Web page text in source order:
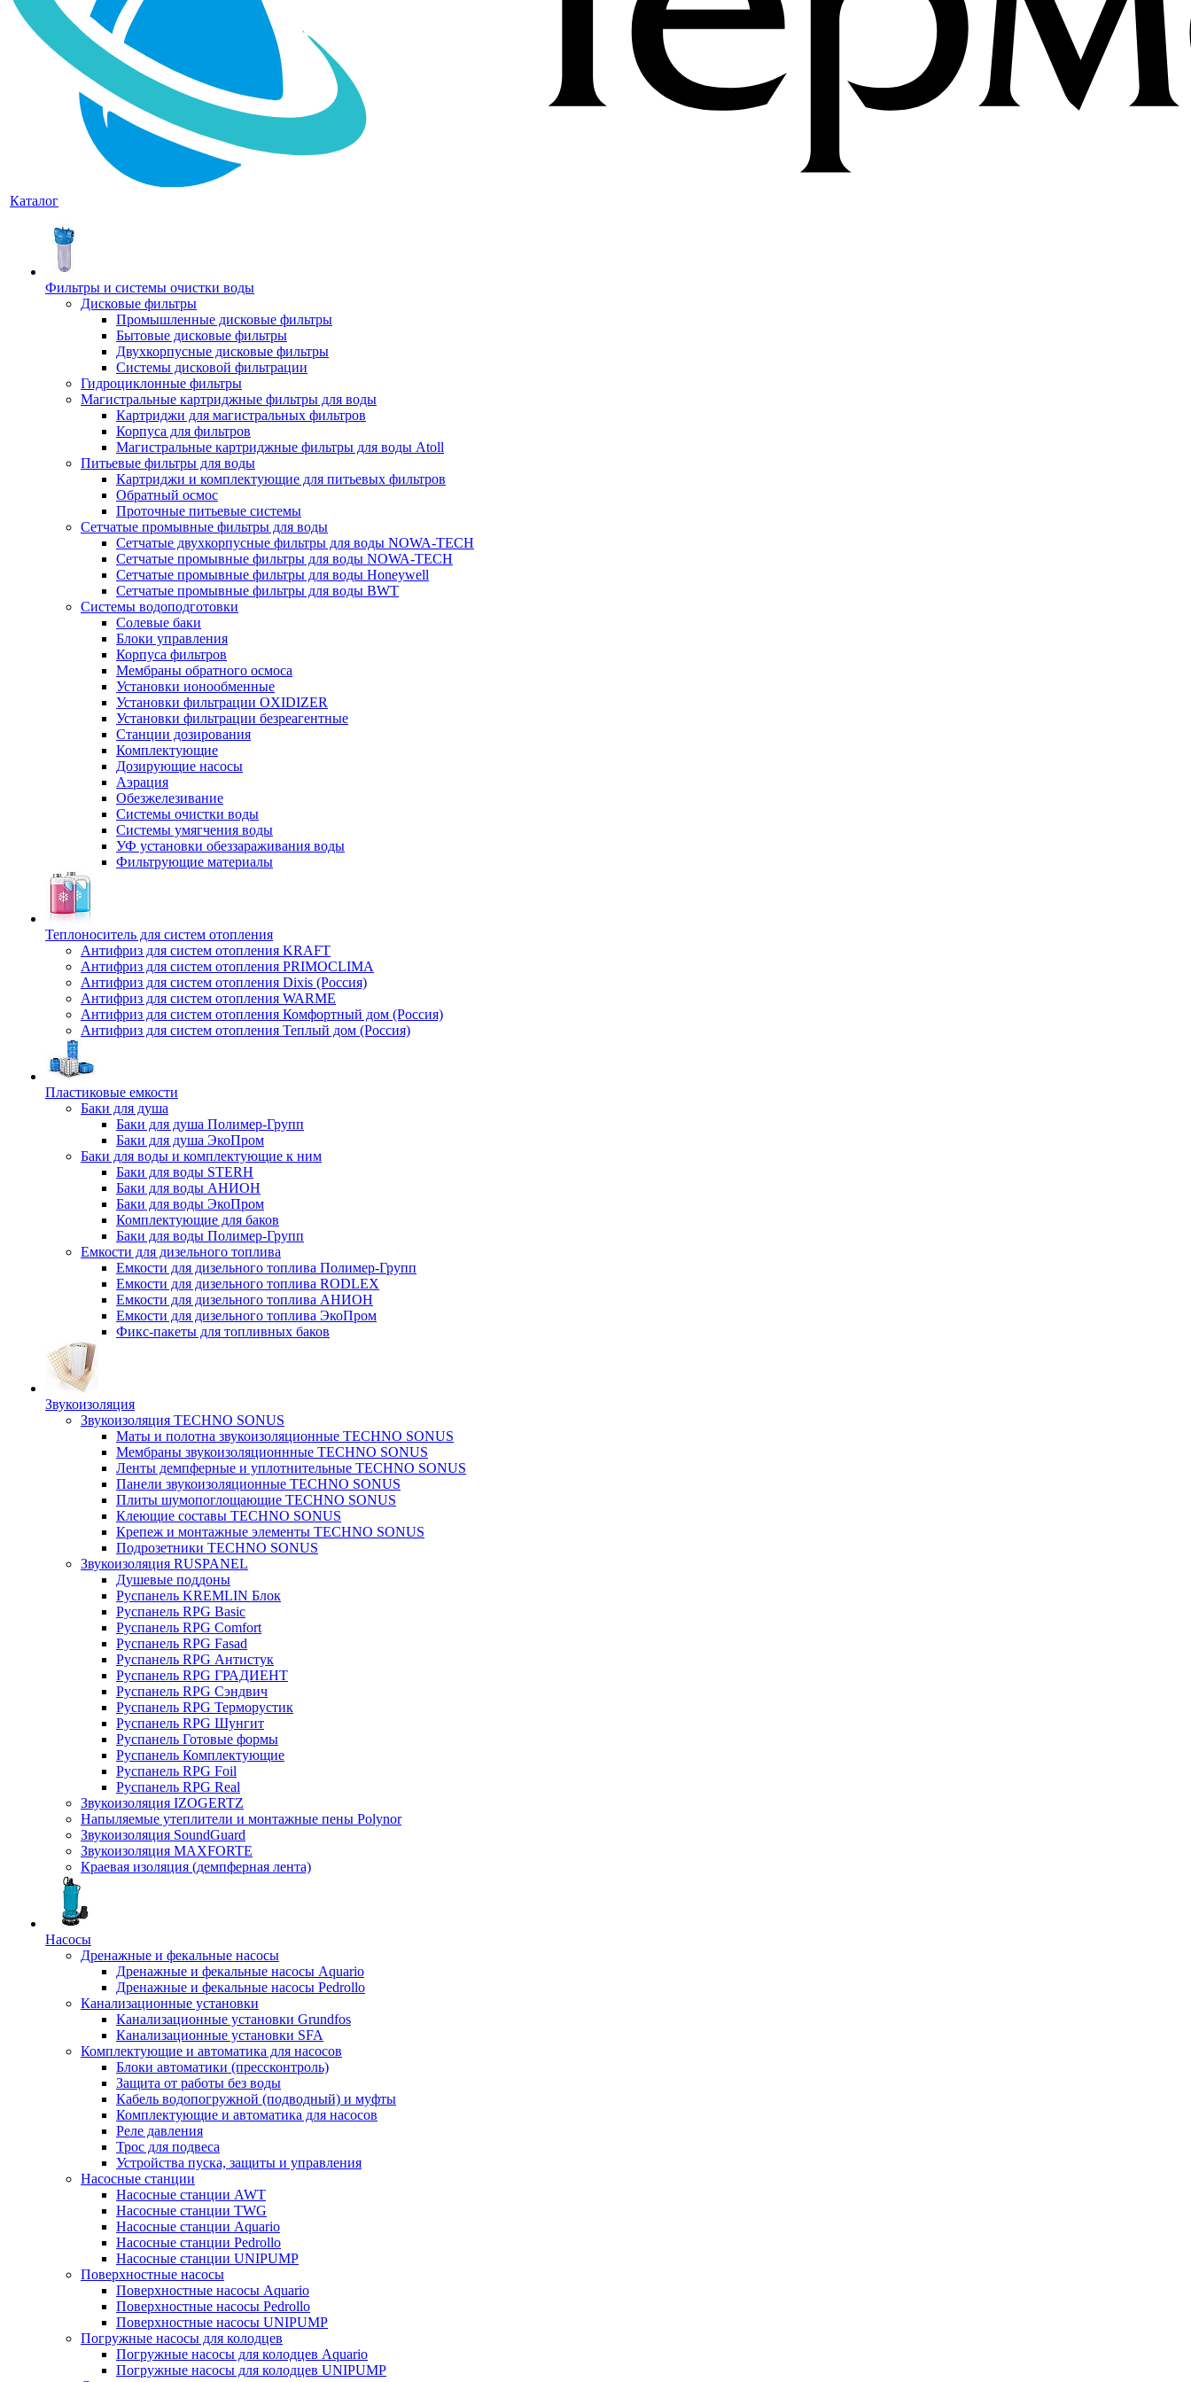
Каталог
Фильтры и системы очистки воды
Дисковые фильтры
Промышленные дисковые фильтры
Бытовые дисковые фильтры
Двухкорпусные дисковые фильтры
Системы дисковой фильтрации
Гидроциклонные фильтры
Магистральные картриджные фильтры для воды
Картриджи для магистральных фильтров
Корпуса для фильтров
Магистральные картриджные фильтры для воды Atoll
Питьевые фильтры для воды
Картриджи и комплектующие для питьевых фильтров
Обратный осмос
Проточные питьевые системы
Сетчатые промывные фильтры для воды
Сетчатые двухкорпусные фильтры для воды NOWA-TECH
Сетчатые промывные фильтры для воды NOWA-TECH
Сетчатые промывные фильтры для воды Honeywell
Сетчатые промывные фильтры для воды BWT
Системы водоподготовки
Солевые баки
Блоки управления
Корпуса фильтров
Мембраны обратного осмоса
Установки ионообменные
Установки фильтрации OXIDIZER
Установки фильтрации безреагентные
Станции дозирования
Комплектующие
Дозирующие насосы
Аэрация
Обезжелезивание
Системы очистки воды
Системы умягчения воды
УФ установки обеззараживания воды
Фильтрующие материалы
Теплоноситель для систем отопления
Антифриз для систем отопления KRAFT
Антифриз для систем отопления PRIMOCLIMA
Антифриз для систем отопления Dixis (Россия)
Антифриз для систем отопления WARME
Антифриз для систем отопления Комфортный дом (Россия)
Антифриз для систем отопления Теплый дом (Россия)
Пластиковые емкости
Баки для душа
Баки для душа Полимер-Групп
Баки для душа ЭкоПром
Баки для воды и комплектующие к ним
Баки для воды STERH
Баки для воды АНИОН
Баки для воды ЭкоПром
Комплектующие для баков
Баки для воды Полимер-Групп
Емкости для дизельного топлива
Емкости для дизельного топлива Полимер-Групп
Емкости для дизельного топлива RODLEX
Емкости для дизельного топлива АНИОН
Емкости для дизельного топлива ЭкоПром
Фикс-пакеты для топливных баков
Звукоизоляция
Звукоизоляция TECHNO SONUS
Маты и полотна звукоизоляционные TECHNO SONUS
Мембраны звукоизоляционнные TECHNO SONUS
Ленты демпферные и уплотнительные TECHNO SONUS
Панели звукоизоляционные TECHNO SONUS
Плиты шумопоглощающие TECHNO SONUS
Клеющие составы TECHNO SONUS
Крепеж и монтажные элементы TECHNO SONUS
Подрозетники TECHNO SONUS
Звукоизоляция RUSPANEL
Душевые поддоны
Руспанель KREMLIN Блок
Руспанель RPG Basic
Руспанель RPG Comfort
Руспанель RPG Fasad
Руспанель RPG Антистук
Руспанель RPG ГРАДИЕНТ
Руспанель RPG Сэндвич
Руспанель RPG Терморустик
Руспанель RPG Шунгит
Руспанель Готовые формы
Руспанель Комплектующие
Руспанель RPG Foil
Руспанель RPG Real
Звукоизоляция IZOGERTZ
Напыляемые утеплители и монтажные пены Polynor
Звукоизоляция SoundGuard
Звукоизоляция MAXFORTE
Краевая изоляция (демпферная лента)
Насосы
Дренажные и фекальные насосы
Дренажные и фекальные насосы Aquario
Дренажные и фекальные насосы Pedrollo
Канализационные установки
Канализационные установки Grundfos
Канализационные установки SFA
Комплектующие и автоматика для насосов
Блоки автоматики (прессконтроль)
Защита от работы без воды
Кабель водопогружной (подводный) и муфты
Комплектующие и автоматика для насосов
Реле давления
Трос для подвеса
Устройства пуска, защиты и управления
Насосные станции
Насосные станции AWT
Насосные станции TWG
Насосные станции Aquario
Насосные станции Pedrollo
Насосные станции UNIPUMP
Поверхностные насосы
Поверхностные насосы Aquario
Поверхностные насосы Pedrollo
Поверхностные насосы UNIPUMP
Погружные насосы для колодцев
Погружные насосы для колодцев Aquario
Погружные насосы для колодцев UNIPUMP